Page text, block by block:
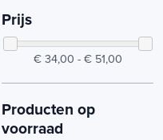
Prijs
€ 34,00 - € 51,00
Producten op
voorraad